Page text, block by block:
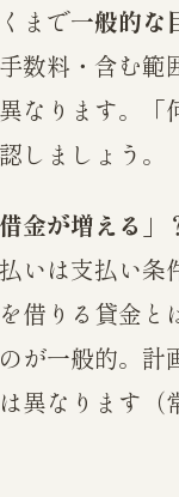
まで一般的な
数料・含む範
なります。「
しましょう。
金が増える」
いは支払い条
借りる貸金と
が一般的。計
異なります（